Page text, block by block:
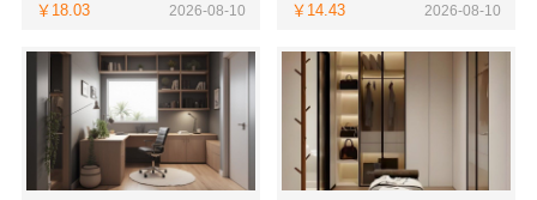
￥18.03 2026-08-10 ￥14.43 2026-08-10